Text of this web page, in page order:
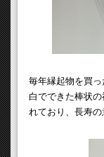
毎年縁起物を買
白でできた棒状
れており、長寿の